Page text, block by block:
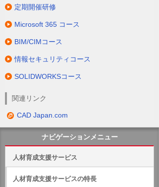
定期開催研修
Microsoft 365 コース
BIM/CIMコース
情報セキュリティコース
SOLIDWORKSコース
関連リンク
CAD Japan.com
ナビゲーションメニュー
人材育成支援サービス
人材育成支援サービスの特長